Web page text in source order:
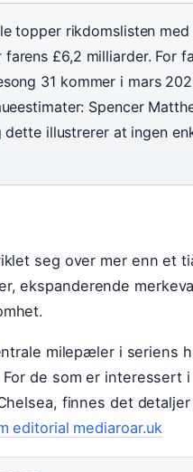
topper rikdomslisten med
farens £6,2 milliarder. For
31 kommer i mars
Spencer
illustrerer at ingen
seg over mer enn et
ekspanderende
milepæler i seriens
de som er interessert
finnes det
editorial mediaroar.uk